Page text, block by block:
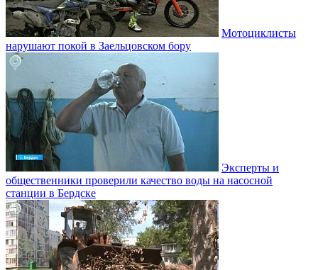
Мотоциклисты
нарушают покой в Заельцовском бору
Эксперты и
общественники проверили качество воды на насосной
станции в Бердске